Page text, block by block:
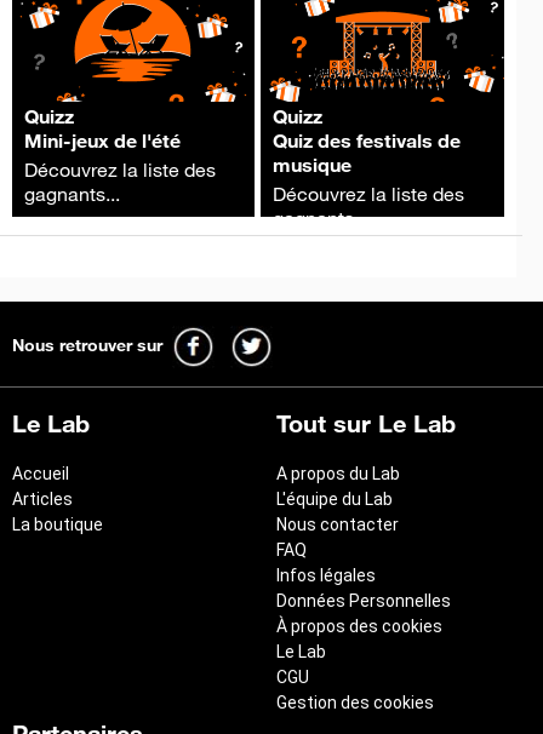
Quizz
Mini-jeux de l'été
Découvrez la liste des
gagnants...
Quizz
Quiz des festivals de
musique
Découvrez la liste des
gagnants...
Nous retrouver sur
Le Lab
Accueil
Articles
La boutique
Tout sur Le Lab
A propos du Lab
L'équipe du Lab
Nous contacter
FAQ
Infos légales
Données Personnelles
À propos des cookies
Le Lab
CGU
Gestion des cookies